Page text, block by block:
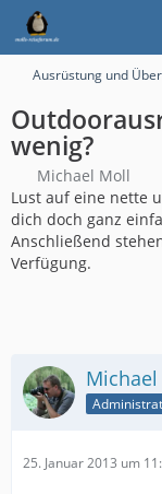
Ausrüstung und
wenig?
Michael Moll
Lust auf eine nette
dich doch ganz
Anschließend
Verfügung.
25. Januar 2013 um